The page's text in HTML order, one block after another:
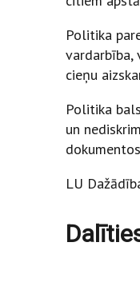
Politika
vardarbība,
cieņu
Politika
un
LU